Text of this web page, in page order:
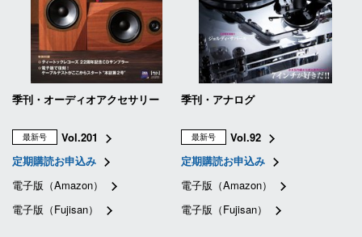
季刊・オーディオアクセサリー
最新号
Vol.201
定期購読お申込み
電子版（Amazon）
電子版（Fujisan）
季刊・アナログ
最新号
Vol.92
定期購読お申込み
電子版（Amazon）
電子版（Fujisan）